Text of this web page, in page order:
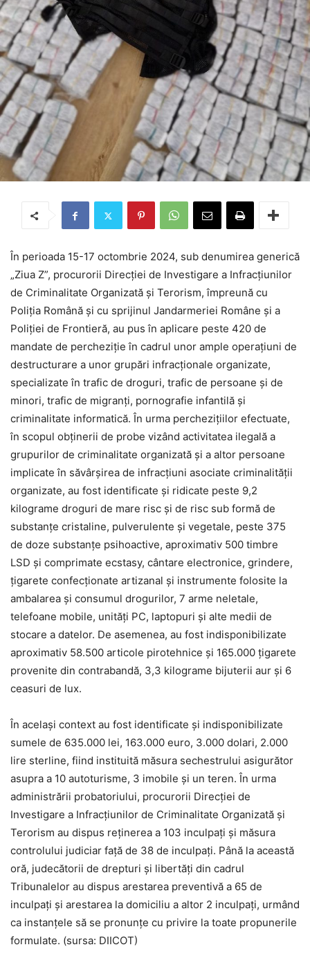
În perioada 15-17 octombrie 2024, sub denumirea generică
„Ziua Z”, procurorii Direcției de Investigare a Infracțiunilor
de Criminalitate Organizată și Terorism, împreună cu
Poliția Română și cu sprijinul Jandarmeriei Române și a
Poliției de Frontieră, au pus în aplicare peste 420 de
mandate de percheziție în cadrul unor ample operațiuni de
destructurare a unor grupări infracționale organizate,
specializate în trafic de droguri, trafic de persoane și de
minori, trafic de migranți, pornografie infantilă și
criminalitate informatică. În urma perchezițiilor efectuate,
în scopul obținerii de probe vizând activitatea ilegală a
grupurilor de criminalitate organizată și a altor persoane
implicate în săvârșirea de infracțiuni asociate criminalității
organizate, au fost identificate și ridicate peste 9,2
kilograme droguri de mare risc și de risc sub formă de
substanțe cristaline, pulverulente și vegetale, peste 375
de doze substanțe psihoactive, aproximativ 500 timbre
LSD și comprimate ecstasy, cântare electronice, grindere,
țigarete confecționate artizanal și instrumente folosite la
ambalarea și consumul drogurilor, 7 arme neletale,
telefoane mobile, unități PC, laptopuri și alte medii de
stocare a datelor. De asemenea, au fost indisponibilizate
aproximativ 58.500 articole pirotehnice și 165.000 țigarete
provenite din contrabandă, 3,3 kilograme bijuterii aur și 6
ceasuri de lux.
În același context au fost identificate și indisponibilizate
sumele de 635.000 lei, 163.000 euro, 3.000 dolari, 2.000
lire sterline, fiind instituită măsura sechestrului asigurător
asupra a 10 autoturisme, 3 imobile și un teren. În urma
administrării probatoriului, procurorii Direcției de
Investigare a Infracțiunilor de Criminalitate Organizată și
Terorism au dispus reținerea a 103 inculpați și măsura
controlului judiciar față de 38 de inculpați. Până la această
oră, judecătorii de drepturi și libertăți din cadrul
Tribunalelor au dispus arestarea preventivă a 65 de
inculpați și arestarea la domiciliu a altor 2 inculpați, urmând
ca instanțele să se pronunțe cu privire la toate propunerile
formulate. (sursa: DIICOT)